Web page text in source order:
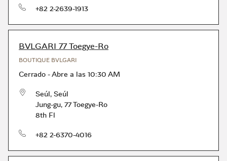
Teléfono+82 2-2639-1913
BVLGARI 77 Toegye-Ro
BOUTIQUE BVLGARI
Cerrado -Abre a las 10:30 AM
Seúl, Seúl
Jung-gu, 77 Toegye-Ro
8th Fl
Teléfono+82 2-6370-4016